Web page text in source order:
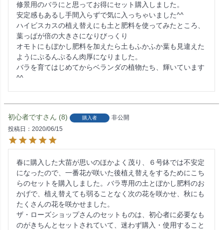
修景用のバラにと思ってお得にセット購入しました。
安定感もあるし手間入らずで気に入っちゃいました^^
ハイビスカスの植え替えにも土と肥料を使ってみたところ、
葉っぱが倍の大きさになりびっくり
オモトにもぼかし肥料を加えたら土もふかふか葉も見違えた
ようにぷるんぷるん肉厚になりました。
バラを育てはじめてからベランダの植物たち、輝いています
^^
初心者です 8 購入者
非公開
投稿日
2020/06/15
春に購入した大苗が思いのほかよく茂り、６号鉢では不安定
になったので、一番花が咲いた後植え替えをするためにこち
らのセットを購入しました。バラ専用の土とぼかし肥料のお
かげで、植え替えても弱ることなく次の花を咲かせ、秋にも
たくさんの花を咲かせました。
ザ・ローズショップさんのセットものは、初心者に必要なも
のがきちんとセットされていて、迷わず購入・使用すること